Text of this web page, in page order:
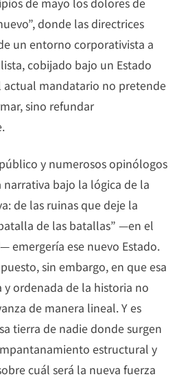
donde las directrices
un entorno corporativista a
cobijado bajo un Estado
actual mandatario no pretende
sino refundar
y numerosos opinólogos
bajo la lógica de la
de las ruinas que deje la
de las batallas” —en el
emergería ese nuevo Estado.
sin embargo, en que esa
ordenada de la historia no
de manera lineal. Y es
tierra de nadie donde surgen
estructural y
cuál será la nueva fuerza